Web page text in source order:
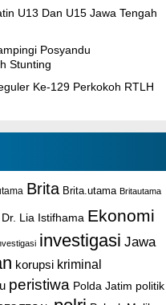
U13 Dan U15 Jawa Tengah
Posyandu
Stunting
Ke-129 Perkokoh RTLH
Brita Brita.utama Britautama
Dr. Lia Istifhama Ekonomi
investigasi Jawa
korupsi kriminal
peristiwa Polda Jatim politik